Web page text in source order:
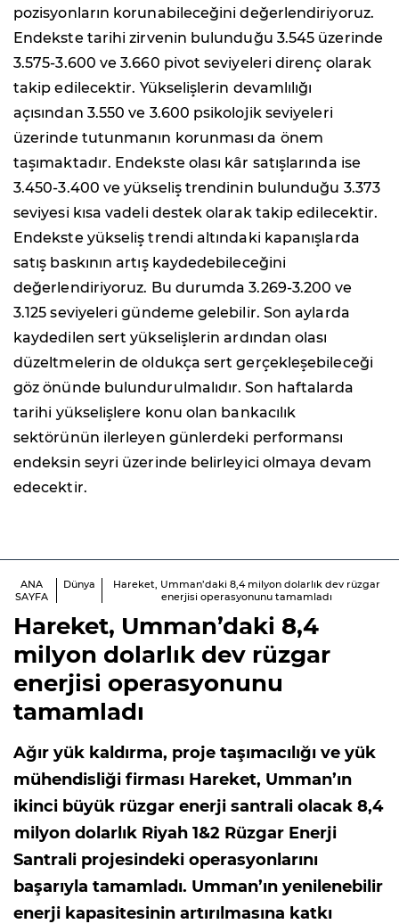
pozisyonların korunabileceğini değerlendiriyoruz.
Endekste tarihi zirvenin bulunduğu 3.545 üzerinde
3.575-3.600 ve 3.660 pivot seviyeleri direnç olarak
takip edilecektir. Yükselişlerin devamlılığı
açısından 3.550 ve 3.600 psikolojik seviyeleri
üzerinde tutunmanın korunması da önem
taşımaktadır. Endekste olası kâr satışlarında ise
3.450-3.400 ve yükseliş trendinin bulunduğu 3.373
seviyesi kısa vadeli destek olarak takip edilecektir.
Endekste yükseliş trendi altındaki kapanışlarda
satış baskının artış kaydedebileceğini
değerlendiriyoruz. Bu durumda 3.269-3.200 ve
3.125 seviyeleri gündeme gelebilir. Son aylarda
kaydedilen sert yükselişlerin ardından olası
düzeltmelerin de oldukça sert gerçekleşebileceği
göz önünde bulundurulmalıdır. Son haftalarda
tarihi yükselişlere konu olan bankacılık
sektörünün ilerleyen günlerdeki performansı
endeksin seyri üzerinde belirleyici olmaya devam
edecektir.
ANA
SAYFA
Dünya
Hareket, Umman’daki 8,4 milyon dolarlık dev rüzgar
enerjisi operasyonunu tamamladı
Hareket, Umman’daki 8,4
milyon dolarlık dev rüzgar
enerjisi operasyonunu
tamamladı
Ağır yük kaldırma, proje taşımacılığı ve yük
mühendisliği firması Hareket, Umman’ın
ikinci büyük rüzgar enerji santrali olacak 8,4
milyon dolarlık Riyah 1&2 Rüzgar Enerji
Santrali projesindeki operasyonlarını
başarıyla tamamladı. Umman’ın yenilenebilir
enerji kapasitesinin artırılmasına katkı